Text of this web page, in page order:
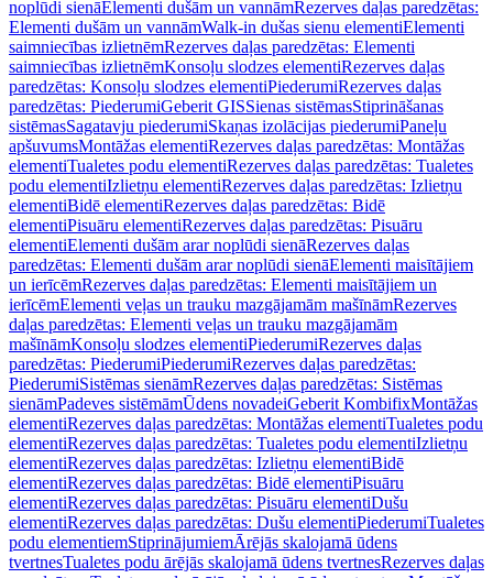
noplūdi sienāElementi dušām un vannāmRezerves daļas paredzētas:
Elementi dušām un vannāmWalk-in dušas sienu elementiElementi
saimniecības izlietnēmRezerves daļas paredzētas: Elementi
saimniecības izlietnēmKonsoļu slodzes elementiRezerves daļas
paredzētas: Konsoļu slodzes elementiPiederumiRezerves daļas
paredzētas: PiederumiGeberit GISSienas sistēmasStiprināšanas
sistēmasSagatavju piederumiSkaņas izolācijas piederumiPaneļu
apšuvumsMontāžas elementiRezerves daļas paredzētas: Montāžas
elementiTualetes podu elementiRezerves daļas paredzētas: Tualetes
podu elementiIzlietņu elementiRezerves daļas paredzētas: Izlietņu
elementiBidē elementiRezerves daļas paredzētas: Bidē
elementiPisuāru elementiRezerves daļas paredzētas: Pisuāru
elementiElementi dušām arar noplūdi sienāRezerves daļas
paredzētas: Elementi dušām arar noplūdi sienāElementi maisītājiem
un ierīcēmRezerves daļas paredzētas: Elementi maisītājiem un
ierīcēmElementi veļas un trauku mazgājamām mašīnāmRezerves
daļas paredzētas: Elementi veļas un trauku mazgājamām
mašīnāmKonsoļu slodzes elementiPiederumiRezerves daļas
paredzētas: PiederumiPiederumiRezerves daļas paredzētas:
PiederumiSistēmas sienāmRezerves daļas paredzētas: Sistēmas
sienāmPadeves sistēmāmŪdens novadeiGeberit KombifixMontāžas
elementiRezerves daļas paredzētas: Montāžas elementiTualetes podu
elementiRezerves daļas paredzētas: Tualetes podu elementiIzlietņu
elementiRezerves daļas paredzētas: Izlietņu elementiBidē
elementiRezerves daļas paredzētas: Bidē elementiPisuāru
elementiRezerves daļas paredzētas: Pisuāru elementiDušu
elementiRezerves daļas paredzētas: Dušu elementiPiederumiTualetes
podu elementiemStiprinājumiemĀrējās skalojamā ūdens
tvertnesTualetes podu ārējās skalojamā ūdens tvertnesRezerves daļas